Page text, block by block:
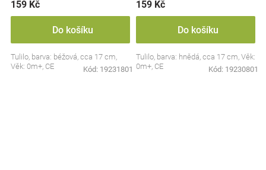
159 Kč
Do košíku
Tulilo, barva: béžová, cca 17 cm,
Věk: 0m+, CE
Kód: 19231801
159 Kč
Do košíku
Tulilo, barva: hnědá, cca 17 cm, Věk:
0m+, CE
Kód: 19230801